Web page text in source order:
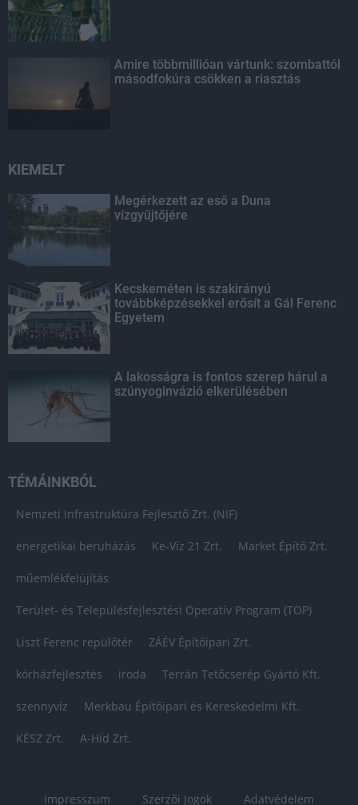
Amire többmillióan vártunk: szombattól
másodfokúra csökken a riasztás
KIEMELT
Megérkezett az eső a Duna
vízgyűjtőjére
Kecskeméten is szakirányú
továbbképzésekkel erősít a Gál Ferenc
Egyetem
A lakosságra is fontos szerep hárul a
szúnyoginvázió elkerülésében
TÉMÁINKBÓL
Nemzeti Infrastruktúra Fejlesztő Zrt. (NIF)
energetikai beruházás Ke-Víz 21 Zrt. Market Építő Zrt.
műemlékfelújítás
Terület- és Településfejlesztési Operatív Program (TOP)
Liszt Ferenc repülőtér ZÁÉV Építőipari Zrt.
kórházfejlesztés iroda Terrán Tetőcserép Gyártó Kft.
szennyvíz Merkbau Építőipari és Kereskedelmi Kft.
KÉSZ Zrt. A-Híd Zrt.
Impresszum Szerzői Jogok Adatvédelem